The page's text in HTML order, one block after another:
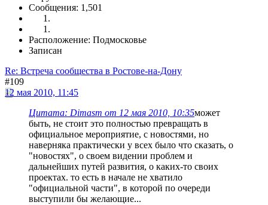
Сообщения: 1,501
Расположение: Подмосковье
Записан
Re: Встреча сообщества в Ростове-на-Дону
#109
12 мая 2010, 11:45
Цитата: Dimasm от 12 мая 2010, 10:35может
быть, не стоит это полностью превращать в
официальное мероприятие, с новостями, но
наверняка практически у всех было что сказать, о
"новостях", о своем видении проблем и
дальнейших путей развития, о каких-то своих
проектах. то есть в начале не хватило
"официальной части", в которой по очереди
выступили бы желающие...